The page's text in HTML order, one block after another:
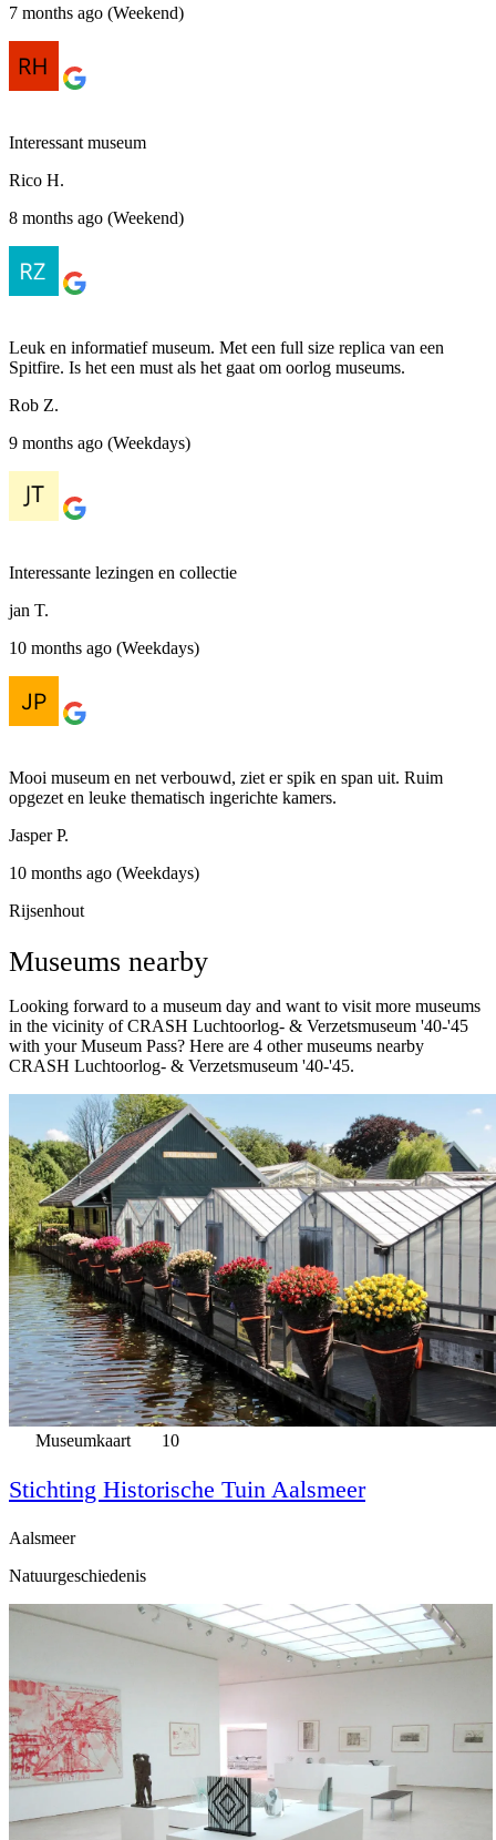
7 months ago (Weekend)
Interessant museum
Rico H.
8 months ago (Weekend)
Leuk en informatief museum. Met een full size replica van een
Spitfire. Is het een must als het gaat om oorlog museums.
Rob Z.
9 months ago (Weekdays)
Interessante lezingen en collectie
jan T.
10 months ago (Weekdays)
Mooi museum en net verbouwd, ziet er spik en span uit. Ruim
opgezet en leuke thematisch ingerichte kamers.
Jasper P.
10 months ago (Weekdays)
Rijsenhout
Museums nearby
Looking forward to a museum day and want to visit more museums
in the vicinity of CRASH Luchtoorlog- & Verzetsmuseum '40-'45
with your Museum Pass? Here are 4 other museums nearby
CRASH Luchtoorlog- & Verzetsmuseum '40-'45.
Museumkaart 10
Stichting Historische Tuin Aalsmeer‎
Aalsmeer
Natuurgeschiedenis